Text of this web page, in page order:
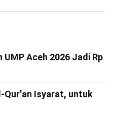
UMP Aceh 2026 Jadi Rp
Isyarat, untuk